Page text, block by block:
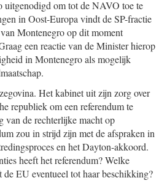
uitgenodigd om tot de NAVO toe te
in Oost-Europa vindt de SP-fractie
Montenegro op dit moment
een reactie van de Minister hierop
in Montenegro als mogelijk
schap.
Het kabinet uit zijn zorg over
republiek om een referendum te
van de rechterlijke macht op
zou in strijd zijn met de afspraken in
en het Dayton-akkoord.
heeft het referendum? Welke
de EU eventueel tot haar beschikking?